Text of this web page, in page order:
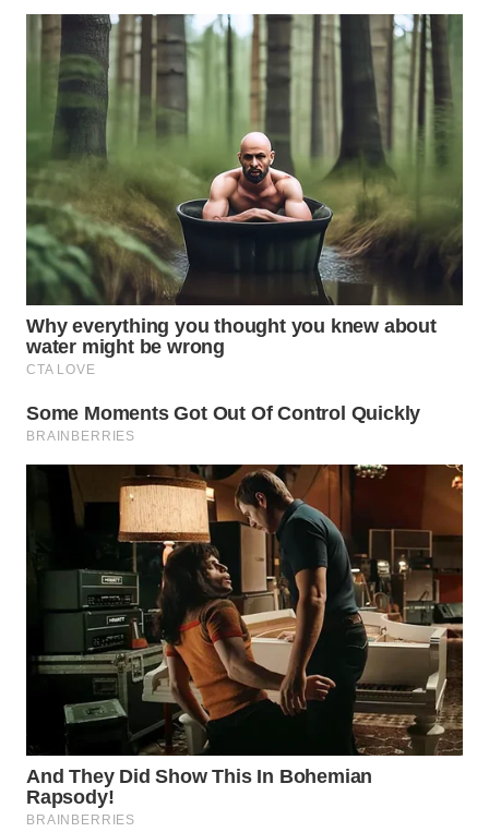
LESUNG
WN
KARO
WN
SIMALUNGUN
WN
LABUHANBATU
WN
TAPANULI
TENGAH
WN DELI
SERDANG
WN
TEBING
WN
PAKPAK
WN
KARAWANG
WN
BEKASI